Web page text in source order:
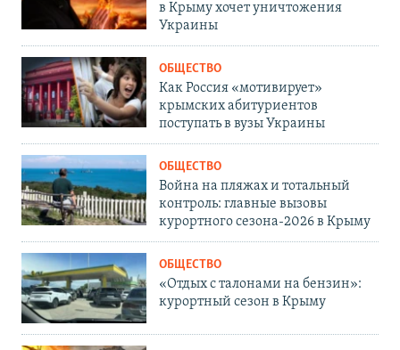
в Крыму хочет уничтожения
Украины
ОБЩЕСТВО
Как Россия «мотивирует»
крымских абитуриентов
поступать в вузы Украины
ОБЩЕСТВО
Война на пляжах и тотальный
контроль: главные вызовы
курортного сезона-2026 в Крыму
ОБЩЕСТВО
«Отдых с талонами на бензин»:
курортный сезон в Крыму